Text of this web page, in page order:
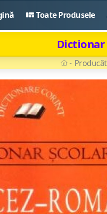
Toate Produsele
Dictionar